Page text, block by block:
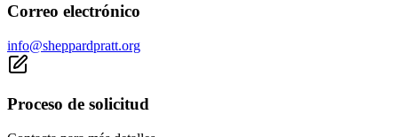
Correo electrónico
info@sheppardpratt.org
Proceso de solicitud